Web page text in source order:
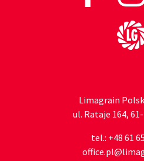
Limagrain
ul. Rataje 164,
tel.: +48 61